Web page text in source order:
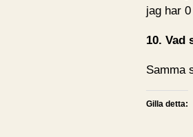
jag har
10. Vad
Samma
Gilla detta: